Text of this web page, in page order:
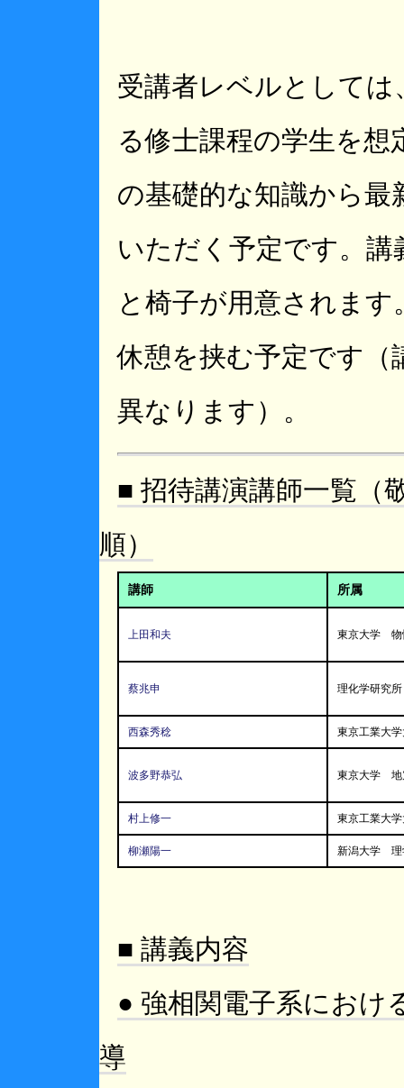
受講者レベルとして
る修士課程の学生を想
の基礎的な知識から
いただく予定です。
と椅子が用意されま
休憩を挟む予定です（
異なります）。
■ 招待講演講師一覧（
順）
講師 所属
上田和夫 東京大学 物
蔡兆申 理化学研究
西森秀稔 東京工業大
波多野恭弘 東京大学 地
村上修一 東京工業大
柳瀬陽一 新潟大学 理
■ 講義内容
● 強相関電子系におけ
導